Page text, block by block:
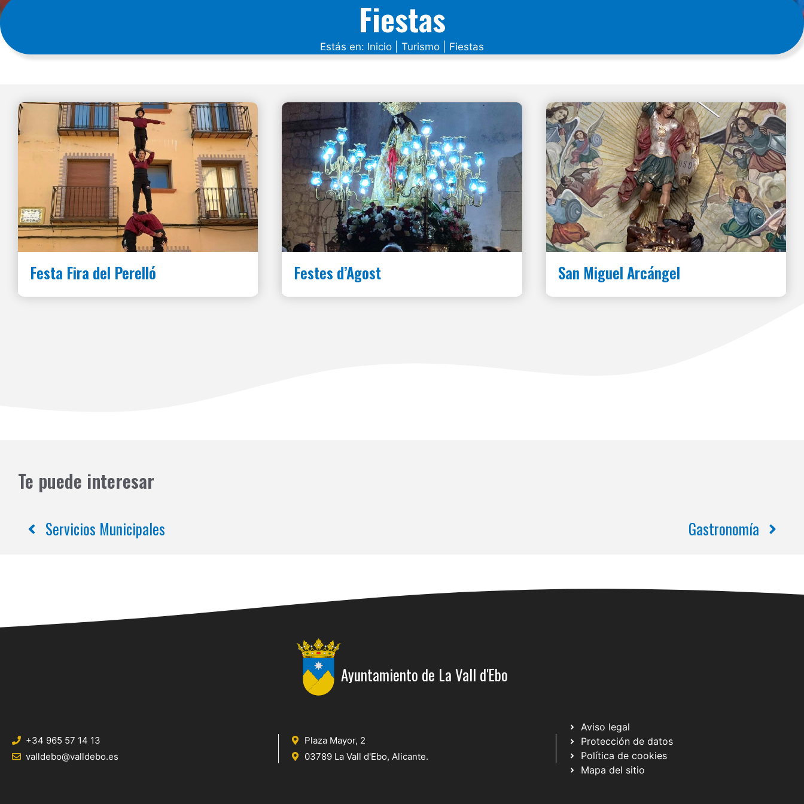
Fiestas
Estás en: Inicio Turismo Fiestas
Festa Fira del Perelló Festes d’Agost San Miguel Arcángel
Te puede interesar
Servicios Municipales Gastronomía
Ayuntamiento de La Vall d'Ebo
+34 965 57 14 13
valldebo@valldebo.es
Plaza Mayor, 2
03789 La Vall d'Ebo, Alicante.
Aviso legal
Protección de datos
Política de cookies
Mapa del sitio